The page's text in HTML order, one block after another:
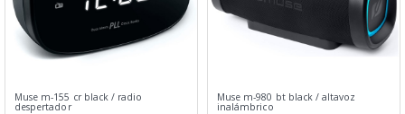
Muse m-155 cr black / radio
despertador
Muse m-980 bt black / altavoz
inalámbrico